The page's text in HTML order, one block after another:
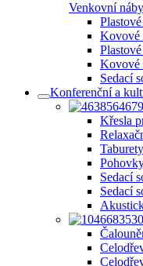
Venkovní
Kovové
Kovové
Sedací
Konferenční a
Křesla
Sedací
Sedací